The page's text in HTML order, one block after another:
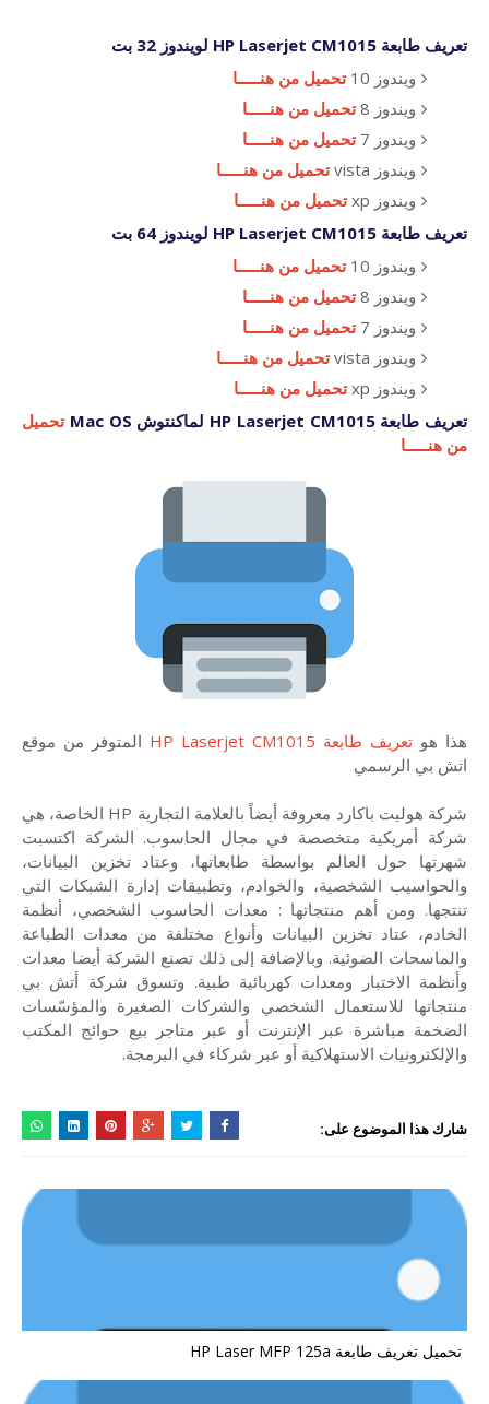
تعريف طابعة HP Laserjet CM1015 لويندوز 32 بت
ويندوز 10
تحميل من هنـــــا
ويندوز 8
تحميل من هنـــــا
ويندوز 7
تحميل من هنـــــا
ويندوز vista
تحميل من هنـــــا
ويندوز xp
تحميل من هنـــــا
تعريف طابعة HP Laserjet CM1015 لويندوز 64 بت
ويندوز 10
تحميل من هنـــــا
ويندوز 8
تحميل من هنـــــا
ويندوز 7
تحميل من هنـــــا
ويندوز vista
تحميل من هنـــــا
ويندوز xp
تحميل من هنـــــا
تعريف طابعة HP Laserjet CM1015 لماكنتوش Mac OS
تحميل
من هنـــــا
هذا هو تعريف طابعة HP Laserjet CM1015
المتوفر من موقع
اتش بي الرسمي
شركة هوليت باكارد معروفة أيضاً بالعلامة التجارية HP الخاصة، هي
شركة أمريكية متخصصة في مجال الحاسوب. الشركة اكتسبت
شهرتها حول العالم بواسطة طابعاتها، وعتاد تخزين البيانات،
والحواسيب الشخصية، والخوادم، وتطبيقات إدارة الشبكات التي
تنتجها. ومن أهم منتجاتها : معدات الحاسوب الشخصي، أنظمة
الخادم، عتاد تخزين البيانات وأنواع مختلفة من معدات الطباعة
والماسحات الضوئية. وبالإضافة إلى ذلك تصنع الشركة أيضا معدات
وأنظمة الاختبار ومعدات كهربائية طبية. وتسوق شركة أتش بي
منتجاتها للاستعمال الشخصي والشركات الصغيرة والمؤسّسات
الضخمة مباشرة عبر الإنترنت أو عبر متاجر بيع حوائج المكتب
والإلكترونيات الاستهلاكية أو عبر شركاء في البرمجة.
شارك هذا الموضوع على:
تحميل تعريف طابعة HP Laser MFP 125a